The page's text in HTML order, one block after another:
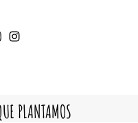
PLANTAMOS